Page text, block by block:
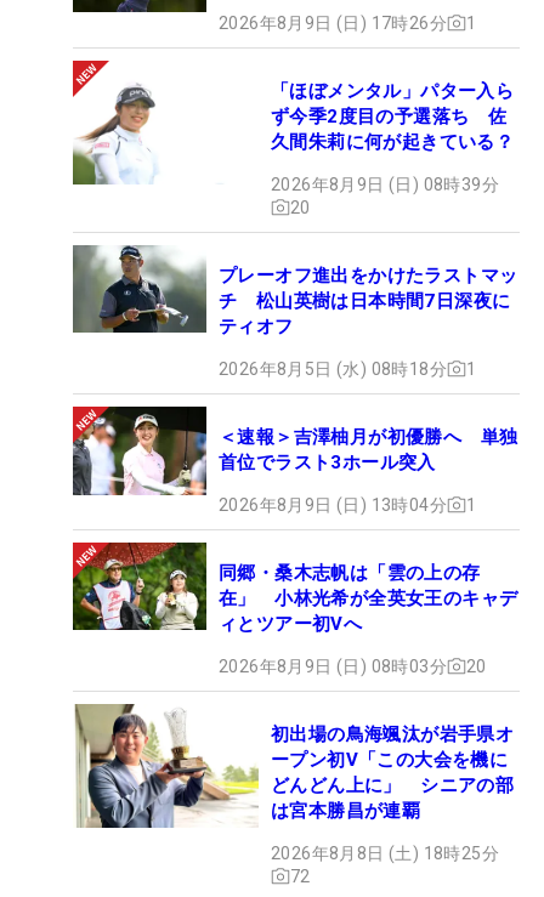
2026年8月9日 (日) 17時26分 1
「ほぼメンタル」パター入ら
ず今季2度目の予選落ち 佐
久間朱莉に何が起きている？
2026年8月9日 (日) 08時39分
20
プレーオフ進出をかけたラストマッ
チ 松山英樹は日本時間7日深夜に
ティオフ
2026年8月5日 (水) 08時18分 1
＜速報＞吉澤柚月が初優勝へ 単独
首位でラスト3ホール突入
2026年8月9日 (日) 13時04分 1
同郷・桑木志帆は「雲の上の存
在」 小林光希が全英女王のキャデ
ィとツアー初Vへ
2026年8月9日 (日) 08時03分 20
初出場の鳥海颯汰が岩手県オ
ープン初V「この大会を機に
どんどん上に」 シニアの部
は宮本勝昌が連覇
2026年8月8日 (土) 18時25分
72